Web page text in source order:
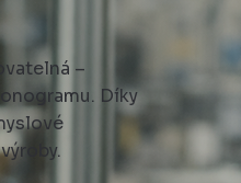
–
Díky